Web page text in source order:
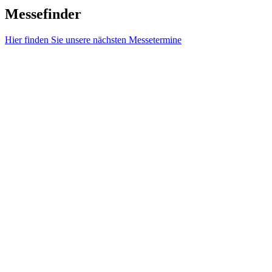
Messefinder
Hier finden Sie unsere nächsten Messetermine